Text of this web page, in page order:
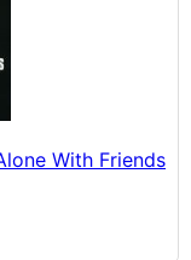
With Friends